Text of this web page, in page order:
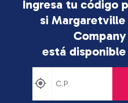
Ingresa tu código
si Margaretville
está